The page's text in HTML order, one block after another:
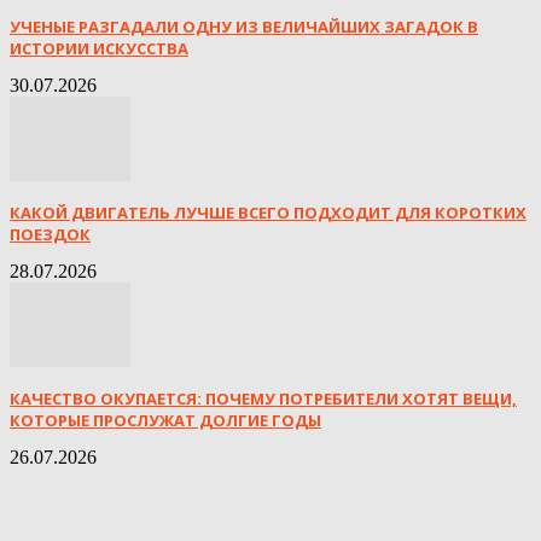
УЧЕНЫЕ РАЗГАДАЛИ ОДНУ ИЗ ВЕЛИЧАЙШИХ ЗАГАДОК В
ИСТОРИИ ИСКУССТВА
30.07.2026
КАКОЙ ДВИГАТЕЛЬ ЛУЧШЕ ВСЕГО ПОДХОДИТ ДЛЯ КОРОТКИХ
ПОЕЗДОК
28.07.2026
КАЧЕСТВО ОКУПАЕТСЯ: ПОЧЕМУ ПОТРЕБИТЕЛИ ХОТЯТ ВЕЩИ,
КОТОРЫЕ ПРОСЛУЖАТ ДОЛГИЕ ГОДЫ
26.07.2026